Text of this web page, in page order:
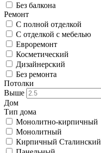
Без балкона
Ремонт
С полной отделкой
С отделкой с мебелью
Евроремонт
Косметический
Дизайнерский
Без ремонта
Потолки
Выше
Дом
Тип дома
Монолитно-кирпичный
Монолитный
Кирпичный Сталинский